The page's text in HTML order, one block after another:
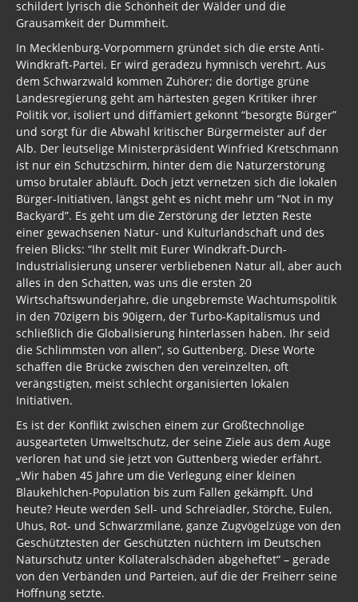
schildert lyrisch die Schönheit der Wälder und die
Grausamkeit der Dummheit.
In Mecklenburg-Vorpommern gründet sich die erste Anti-
Windkraft-Partei. Er wird geradezu hymnisch verehrt. Aus
dem Schwarzwald kommen Zuhörer; die dortige grüne
Landesregierung geht am härtesten gegen Kritiker ihrer
Politik vor, isoliert und diffamiert gekonnt “besorgte Bürger”
und sorgt für die Abwahl kritischer Bürgermeister auf der
Alb. Der leutselige Ministerpräsident Winfried Kretschmann
ist nur ein Schutzschirm, hinter dem die Naturzerstörung
umso brutaler abläuft. Doch jetzt vernetzen sich die lokalen
Bürger-Initiativen, längst geht es nicht mehr um “Not in my
Backyard”. Es geht um die Zerstörung der letzten Reste
einer gewachsenen Natur- und Kulturlandschaft und des
freien Blicks: “Ihr stellt mit Eurer Windkraft-Durch-
Industrialisierung unserer verbliebenen Natur all, aber auch
alles in den Schatten, was uns die ersten 20
Wirtschaftswunderjahre, die ungebremste Wachtumspolitik
in den 70zigern bis 90igern, der Turbo-Kapitalismus und
schließlich die Globalisierung hinterlassen haben. Ihr seid
die Schlimmsten von allen”, so Guttenberg. Diese Worte
schaffen die Brücke zwischen den vereinzelten, oft
verängstigten, meist schlecht organisierten lokalen
Initiativen.
Es ist der Konflikt zwischen einem zur Großtechnolige
ausgearteten Umweltschutz, der seine Ziele aus dem Auge
verloren hat und sie jetzt von Guttenberg wieder erfährt.
„Wir haben 45 Jahre um die Verlegung einer kleinen
Blaukehlchen-Population bis zum Fallen gekämpft. Und
heute? Heute werden Sell- und Schreiadler, Störche, Eulen,
Uhus, Rot- und Schwarzmilane, ganze Zugvögelzüge von den
Geschütztesten der Geschützten nüchtern im Deutschen
Naturschutz unter Kollateralschäden abgeheftet“ – gerade
von den Verbänden und Parteien, auf die der Freiherr seine
Hoffnung setzte.